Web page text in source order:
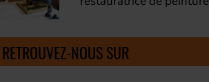
RETROUVEZ-NOUS SUR